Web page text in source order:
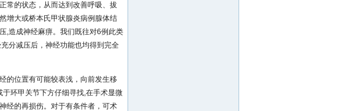
常的状态，从而达到改善呼吸、拔
增大或桥本氏甲状腺炎病例腺体结
,造成神经麻痹。我们既往对6例此类
分减压后，神经功能也均得到完全
的位置有可能较表浅，向前发生移
环甲关节下方仔细寻找,在手术显微
经的再损伤。对于有条件者，可术